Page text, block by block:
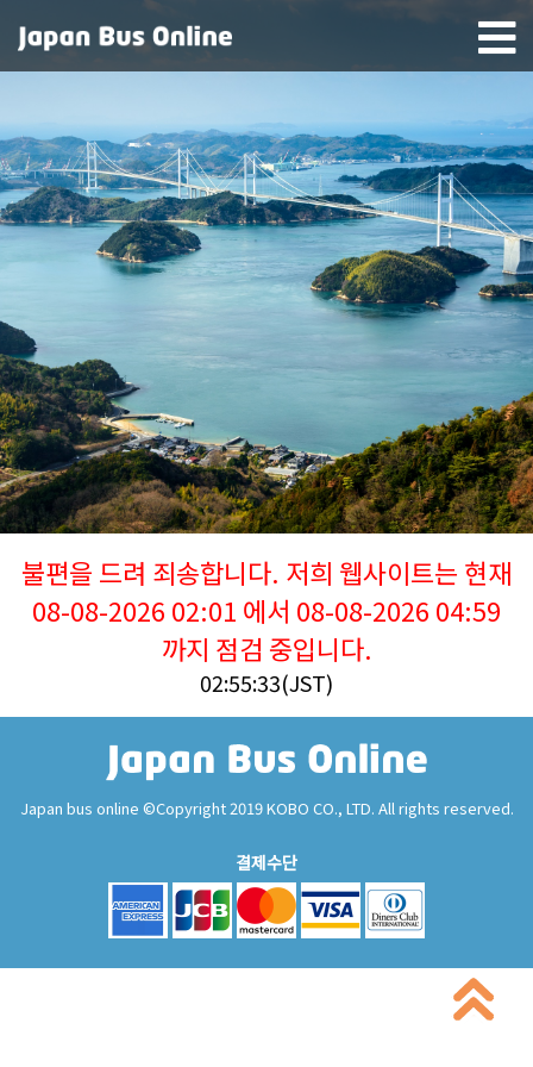
불편을 드려 죄송합니다. 저희 웹사이트는 현재
08-08-2026 02:01 에서 08-08-2026 04:59
까지 점검 중입니다.
02:55:34(JST)
Japan bus online ©Copyright 2019 KOBO CO., LTD. All rights reserved.
결제수단